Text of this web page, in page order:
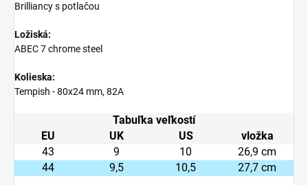
Brilliancy s potlačou
Ložiská:
ABEC 7 chrome steel
Kolieska:
Tempish - 80x24 mm, 82A
Tabuľka veľkostí
EU
UK US
vložka
43
9 10
26,9 cm
44
9,5 10,5 27,7 cm